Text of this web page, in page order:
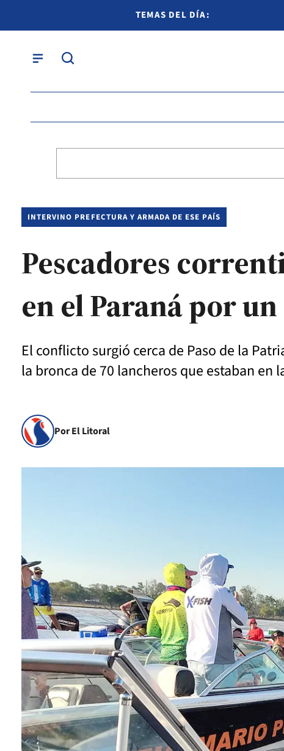
TEMAS DEL DÍA:
INTERVINO PREFECTURA Y ARMADA DE ESE PAÍS
Pescadores
en el Paraná por
El conflicto surgió cerca de Paso de la
la bronca de 70 lancheros que estaban en
Por El Litoral